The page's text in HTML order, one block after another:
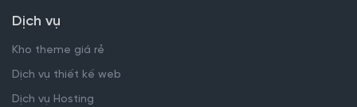
Dịch vụ
Kho theme giá rẻ
Dịch vụ thiết kế web
Dịch vụ Hosting